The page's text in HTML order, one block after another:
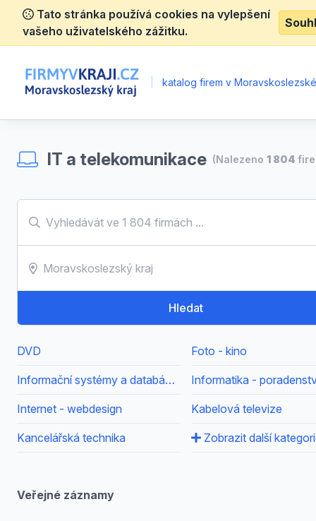
Tato stránka používá cookies na vylepšení
vašeho uživatelského zážitku.
katalog firem v
IT a telekomunikace (Nalezeno 1 804
Hledat
DVD Foto - kino
Informační systémy a databáze - poradenství Informatika -
Internet - webdesign Kabelová televize
Kancelářská technika Zobrazit další
Veřejné záznamy